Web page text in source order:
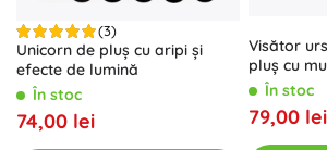
(3)
Unicorn de pluș cu aripi și
efecte de lumină
În stoc
74,00 lei
Visător
pluș cu
cmÎn stoc
79,00 lei